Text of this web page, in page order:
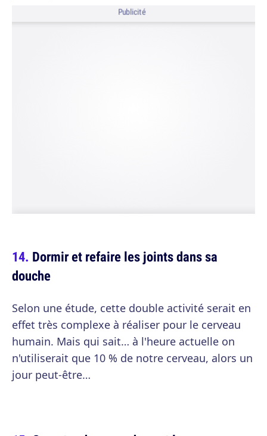
Publicité
Dormir et refaire les joints dans sa
douche
Selon une étude, cette double activité serait en
effet très complexe à réaliser pour le cerveau
humain. Mais qui sait… à l'heure actuelle on
n'utiliserait que 10 % de notre cerveau, alors un
jour peut-être…